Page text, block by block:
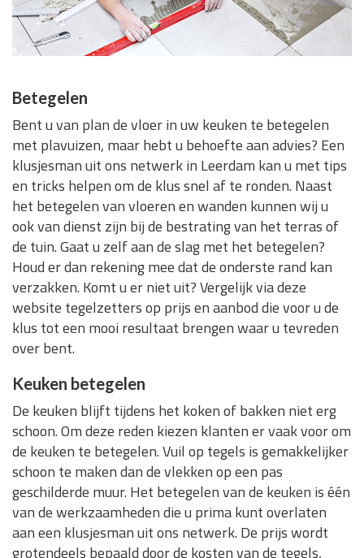
Betegelen
Bent u van plan de vloer in uw keuken te betegelen
met plavuizen, maar hebt u behoefte aan advies? Een
klusjesman uit ons netwerk in Leerdam kan u met tips
en tricks helpen om de klus snel af te ronden. Naast
het betegelen van vloeren en wanden kunnen wij u
ook van dienst zijn bij de bestrating van het terras of
de tuin. Gaat u zelf aan de slag met het betegelen?
Houd er dan rekening mee dat de onderste rand kan
verzakken. Komt u er niet uit? Vergelijk via deze
website tegelzetters op prijs en aanbod die voor u de
klus tot een mooi resultaat brengen waar u tevreden
over bent.
Keuken betegelen
De keuken blijft tijdens het koken of bakken niet erg
schoon. Om deze reden kiezen klanten er vaak voor om
de keuken te betegelen. Vuil op tegels is gemakkelijker
schoon te maken dan de vlekken op een pas
geschilderde muur. Het betegelen van de keuken is één
van de werkzaamheden die u prima kunt overlaten
aan een klusjesman uit ons netwerk. De prijs wordt
grotendeels bepaald door de kosten van de tegels,